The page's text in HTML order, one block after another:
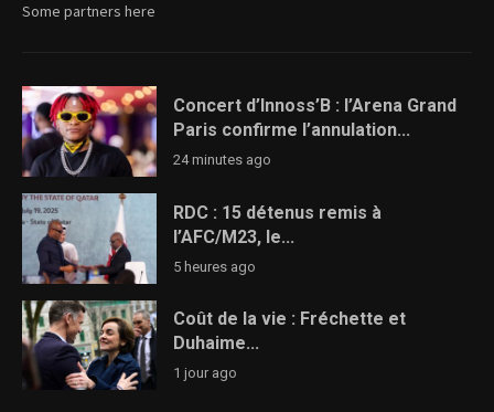
Some partners here
Concert d’Innoss’B : l’Arena Grand
Paris confirme l’annulation...
24 minutes ago
RDC : 15 détenus remis à
l’AFC/M23, le...
5 heures ago
Coût de la vie : Fréchette et
Duhaime...
1 jour ago